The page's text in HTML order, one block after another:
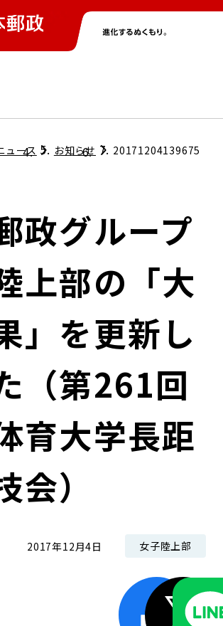
情報トップ
取組み
ニシアティブ
資家情報トップ
さまへ
トップ
ビリティトップ
ージ
マネジメント
フレームワーク
トップ
ュース お知らせ 20171204139675
政グループ
上部の「大
」を更新し
（第261回
育大学長距
会）
2017年12月4日 女子陸上部